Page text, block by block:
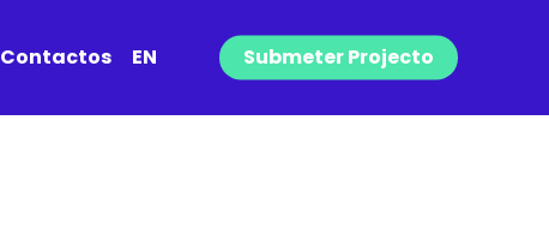
Contactos EN Submeter Projecto